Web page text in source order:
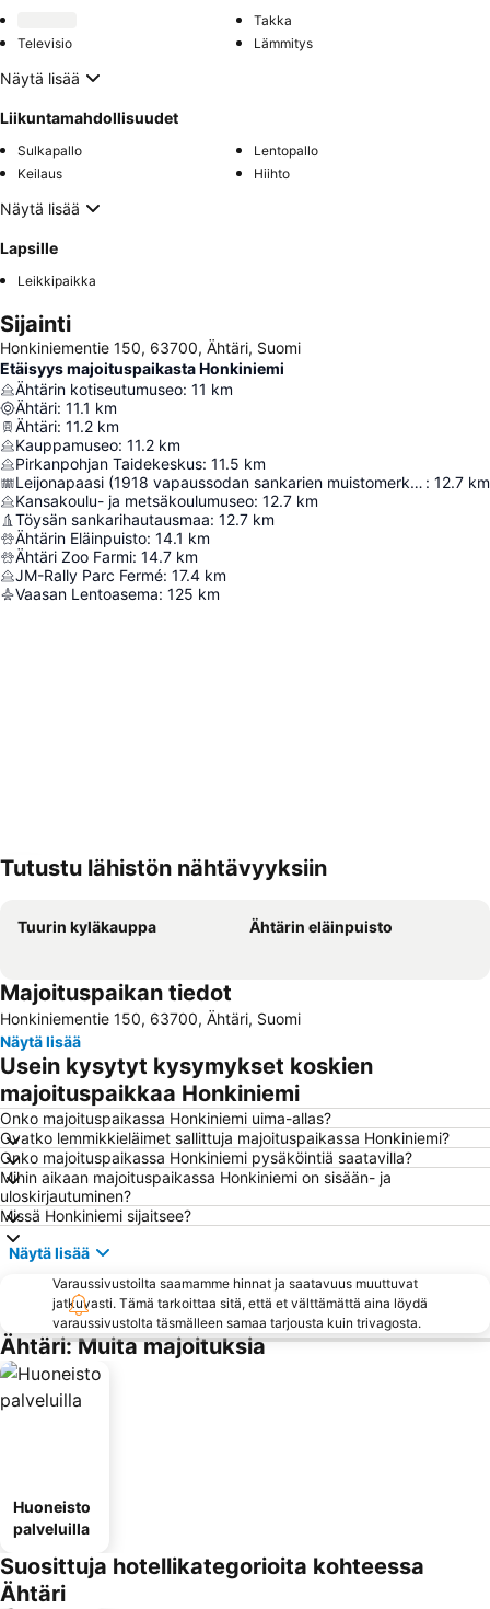
Takka
Televisio
Lämmitys
Näytä lisää
Liikuntamahdollisuudet
Sulkapallo
Lentopallo
Keilaus
Hiihto
Näytä lisää
Lapsille
Leikkipaikka
Sijainti
Honkiniementie 150, 63700, Ähtäri, Suomi
Etäisyys majoituspaikasta Honkiniemi
Ähtärin kotiseutumuseo: 11 km
Ähtäri: 11.1 km
Ähtäri: 11.2 km
Kauppamuseo: 11.2 km
Pirkanpohjan Taidekeskus: 11.5 km
Leijonapaasi (1918 vapaussodan sankarien muistomerkki) : 12.7 km
Kansakoulu- ja metsäkoulumuseo: 12.7 km
Töysän sankarihautausmaa: 12.7 km
Ähtärin Eläinpuisto: 14.1 km
Ähtäri Zoo Farmi: 14.7 km
JM-Rally Parc Fermé: 17.4 km
Vaasan Lentoasema: 125 km
Tutustu lähistön nähtävyyksiin
Tuurin kyläkauppa Ähtärin eläinpuisto
Majoituspaikan tiedot
Honkiniementie 150, 63700, Ähtäri, Suomi
Näytä lisää
Usein kysytyt kysymykset koskien
majoituspaikkaa Honkiniemi
Onko majoituspaikassa Honkiniemi uima-allas?
Ovatko lemmikkieläimet sallittuja majoituspaikassa Honkiniemi?
Onko majoituspaikassa Honkiniemi pysäköintiä saatavilla?
Mihin aikaan majoituspaikassa Honkiniemi on sisään- ja
uloskirjautuminen?
Missä Honkiniemi sijaitsee?
Näytä lisää
Varaussivustoilta saamamme hinnat ja saatavuus muuttuvat
jatkuvasti. Tämä tarkoittaa sitä, että et välttämättä aina löydä
varaussivustolta täsmälleen samaa tarjousta kuin trivagosta.
Ähtäri: Muita majoituksia
Huoneisto
palveluilla
Suosittuja hotellikategorioita kohteessa
Ähtäri